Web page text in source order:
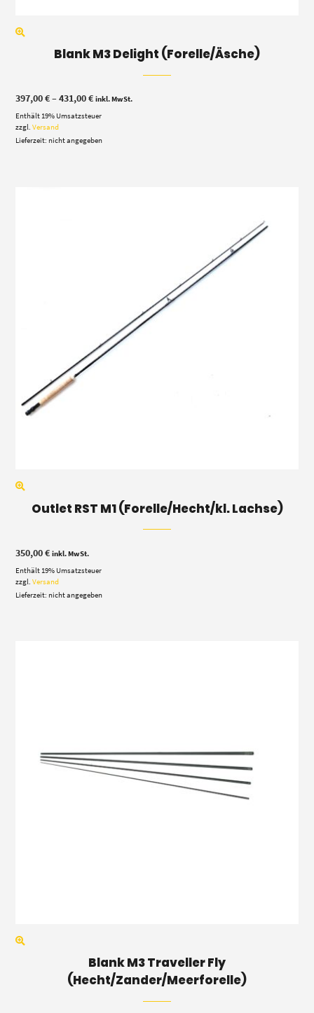
Blank M3 Delight (Forelle/Äsche)
397,00€–431,00€Preisspanne:
bis
inkl. MwSt.
Enthält 19% Umsatzsteuer
zzgl.Versand
Lieferzeit: nicht angegeben
Outlet RST M1 (Forelle/Hecht/kl. Lachse)
350,00€ inkl. MwSt.
Enthält 19% Umsatzsteuer
zzgl.Versand
Lieferzeit: nicht angegeben
Blank M3 Traveller Fly
(Hecht/Zander/Meerforelle)